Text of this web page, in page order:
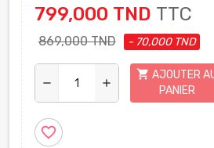
799,000 TND TTC
869,000 TND - 70,000 TND
remove add
shopping_cart AJOUTER
PANIER
favorite_border